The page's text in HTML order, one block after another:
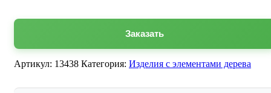
Заказать
Артикул: 13438 Категория: Изделия с элементами дерева